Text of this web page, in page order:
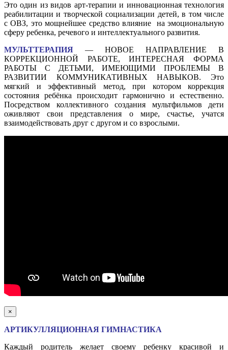
Это один из видов арт-терапии и инновационная технология
реабилитации и творческой социализации детей, в том числе
с ОВЗ, это мощнейшее средство влияние на эмоциональную
сферу ребенка, речевого и интеллектуального развития.
МУЛЬТТЕРАПИЯ — НОВОЕ НАПРАВЛЕНИЕ В
КОРРЕКЦИОННОЙ РАБОТЕ, ИНТЕРЕСНАЯ ФОРМА
РАБОТЫ С ДЕТЬМИ, ИМЕЮЩИМИ ПРОБЛЕМЫ В
РАЗВИТИИ КОММУНИКАТИВНЫХ НАВЫКОВ. Это
мягкий и эффективный метод, при котором коррекция
состояния ребёнка происходит гармонично и естественно.
Посредством коллективного создания мультфильмов дети
оживляют свои представления о мире, счастье, учатся
взаимодействовать друг с другом и со взрослыми.
×
АРТИКУЛЛЯЦИОННАЯ ГИМНАСТИКА
Каждый родитель желает своему ребенку красивой и